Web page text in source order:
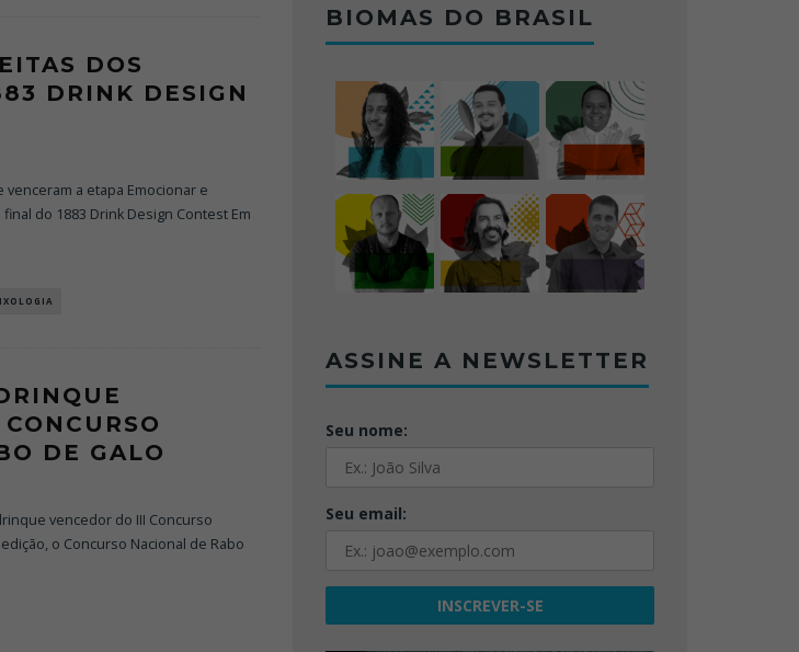
DOS
DRINK DESIGN
a etapa Emocionar e
do 1883 Drink Design Contest Em
DE GALO
vencedor do III Concurso
o Concurso Nacional de Rabo
BIOMAS DO BRASIL
ASSINE A NEWSLETTER
Seu nome:
Seu email: